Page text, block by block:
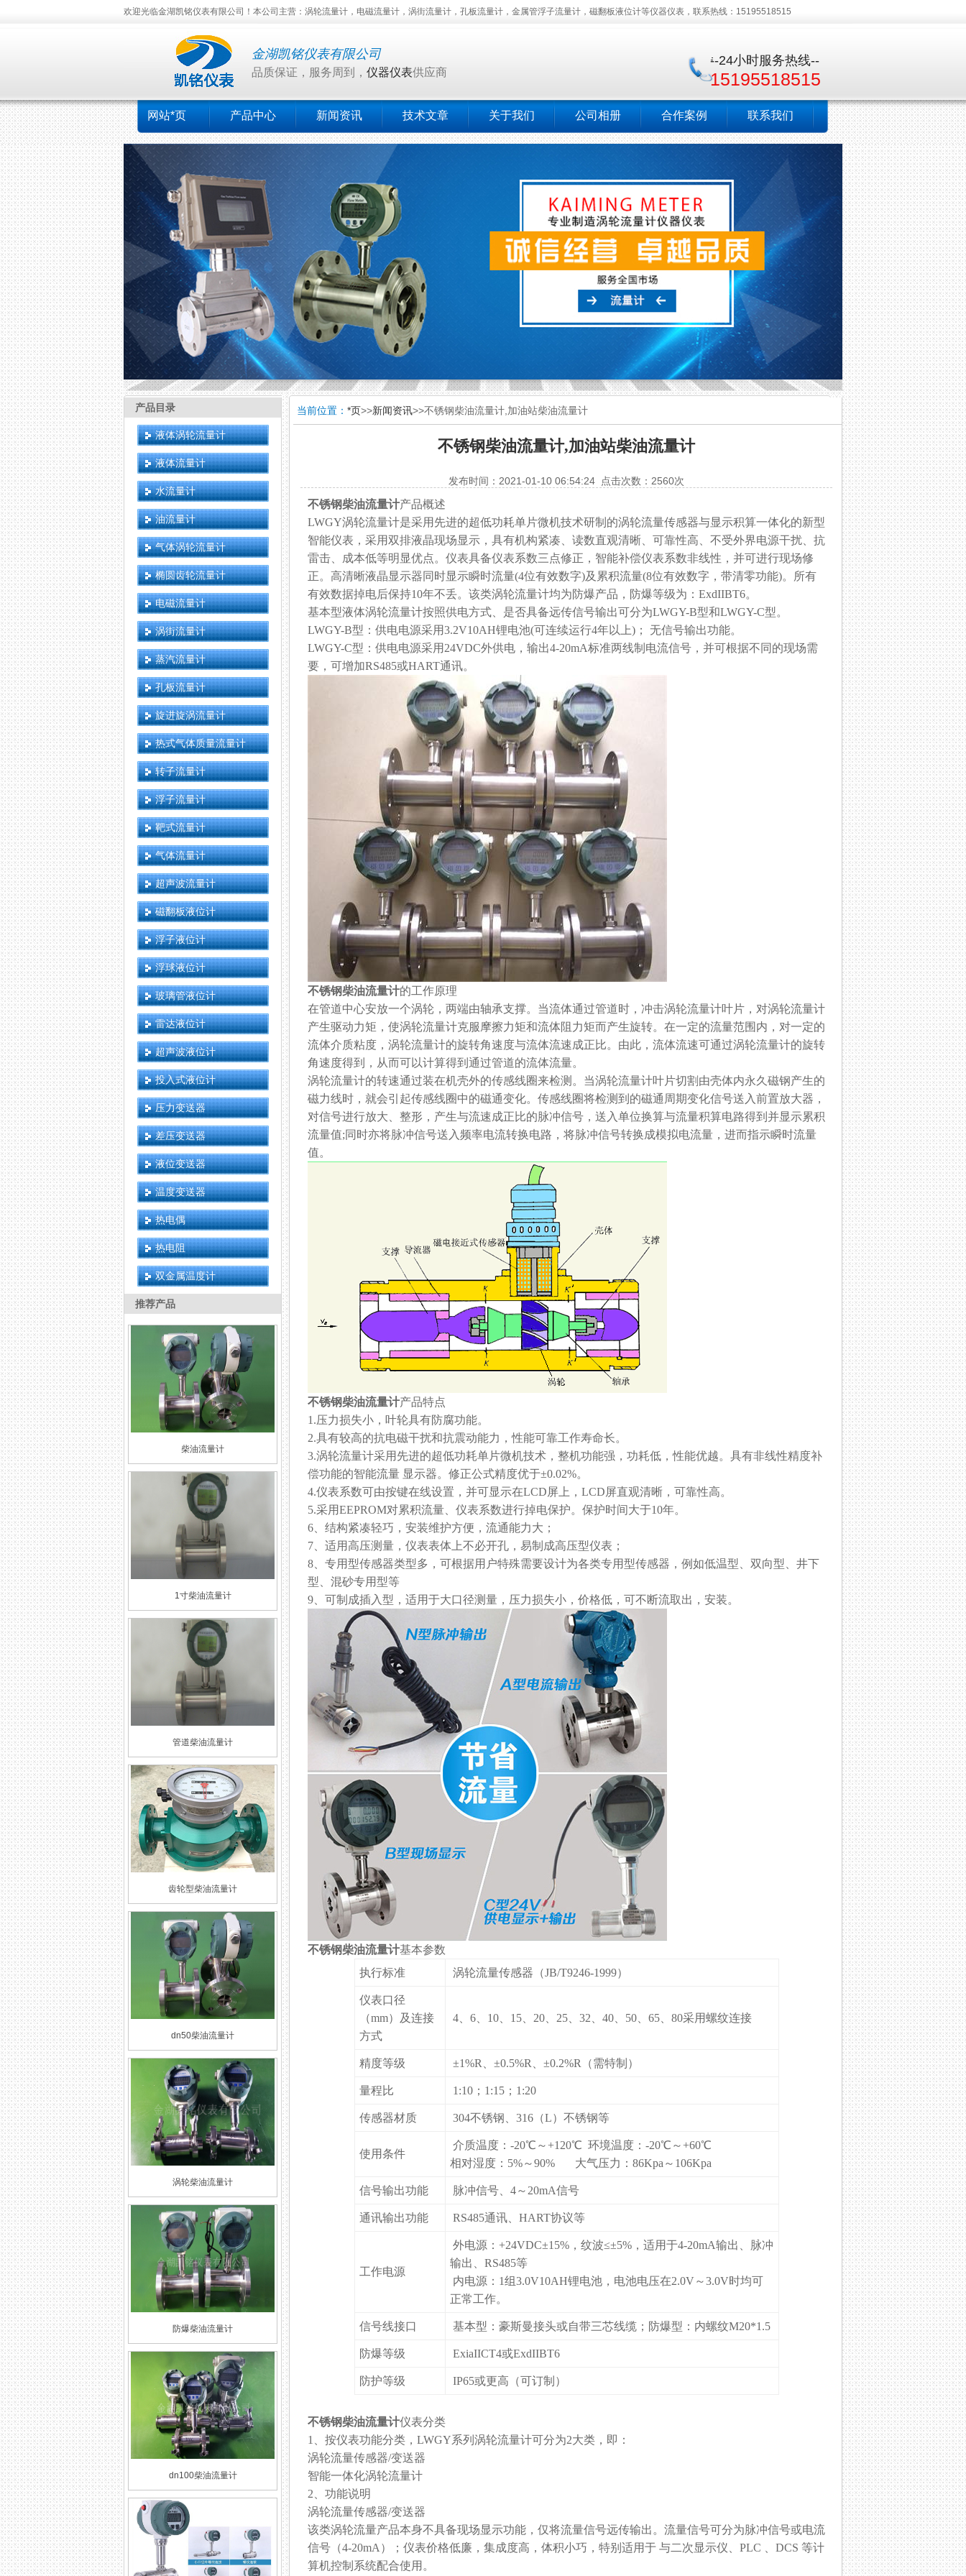
欢迎光临金湖凯铭仪表有限公司！本公司主营：涡轮流量计，电磁流量计，涡街流量计，孔板流量计，金属管浮子流量计，磁翻板液位计等仪器仪表，联系热线：15195518515
金湖凯铭仪表有限公司
品质保证，服务周到， 仪器仪表供应商
--24小时服务热线--
15195518515
网站*页 产品中心 新闻资讯 技术文章 关于我们 公司相册 合作案例 联系我们
产品目录
液体涡轮流量计
液体流量计
水流量计
油流量计
气体涡轮流量计
椭圆齿轮流量计
电磁流量计
涡街流量计
蒸汽流量计
孔板流量计
旋进旋涡流量计
热式气体质量流量计
转子流量计
浮子流量计
靶式流量计
气体流量计
超声波流量计
磁翻板液位计
浮子液位计
浮球液位计
玻璃管液位计
雷达液位计
超声波液位计
投入式液位计
压力变送器
差压变送器
液位变送器
温度变送器
热电偶
热电阻
双金属温度计
推荐产品
柴油流量计
1寸柴油流量计
管道柴油流量计
齿轮型柴油流量计
dn50柴油流量计
涡轮柴油流量计
防爆柴油流量计
dn100柴油流量计
当前位置： *页>>新闻资讯>>不锈钢柴油流量计,加油站柴油流量计
不锈钢柴油流量计,加油站柴油流量计
发布时间：2021-01-10 06:54:24 点击次数：2560次
不锈钢柴油流量计产品概述
LWGY涡轮流量计是采用先进的超低功耗单片微机技术研制的涡轮流量传感器与显示积算一体化的新型
智能仪表，采用双排液晶现场显示，具有机构紧凑、读数直观清晰、可靠性高、不受外界电源干扰、抗
雷击、成本低等明显优点。仪表具备仪表系数三点修正，智能补偿仪表系数非线性，并可进行现场修
正。高清晰液晶显示器同时显示瞬时流量(4位有效数字)及累积流量(8位有效数字，带清零功能)。所有
有效数据掉电后保持10年不丢。该类涡轮流量计均为防爆产品，防爆等级为：ExdIIBT6。
基本型液体涡轮流量计按照供电方式、是否具备远传信号输出可分为LWGY-B型和LWGY-C型。
LWGY-B型：供电电源采用3.2V10AH锂电池(可连续运行4年以上)； 无信号输出功能。
LWGY-C型：供电电源采用24VDC外供电，输出4-20mA标准两线制电流信号，并可根据不同的现场需
要，可增加RS485或HART通讯。
不锈钢柴油流量计的工作原理
在管道中心安放一个涡轮，两端由轴承支撑。当流体通过管道时，冲击涡轮流量计叶片，对涡轮流量计
产生驱动力矩，使涡轮流量计克服摩擦力矩和流体阻力矩而产生旋转。在一定的流量范围内，对一定的
流体介质粘度，涡轮流量计的旋转角速度与流体流速成正比。由此，流体流速可通过涡轮流量计的旋转
角速度得到，从而可以计算得到通过管道的流体流量。
涡轮流量计的转速通过装在机壳外的传感线圈来检测。当涡轮流量计叶片切割由壳体内永久磁钢产生的
磁力线时，就会引起传感线圈中的磁通变化。传感线圈将检测到的磁通周期变化信号送入前置放大器，
对信号进行放大、整形，产生与流速成正比的脉冲信号，送入单位换算与流量积算电路得到并显示累积
流量值;同时亦将脉冲信号送入频率电流转换电路，将脉冲信号转换成模拟电流量，进而指示瞬时流量
值。
不锈钢柴油流量计产品特点
1.压力损失小，叶轮具有防腐功能。
2.具有较高的抗电磁干扰和抗震动能力，性能可靠工作寿命长。
3.涡轮流量计采用先进的超低功耗单片微机技术，整机功能强，功耗低，性能优越。具有非线性精度补
偿功能的智能流量 显示器。修正公式精度优于±0.02%。
4.仪表系数可由按键在线设置，并可显示在LCD屏上，LCD屏直观清晰，可靠性高。
5.采用EEPROM对累积流量、仪表系数进行掉电保护。保护时间大于10年。
6、结构紧凑轻巧，安装维护方便，流通能力大；
7、适用高压测量，仪表表体上不必开孔，易制成高压型仪表；
8、专用型传感器类型多，可根据用户特殊需要设计为各类专用型传感器，例如低温型、双向型、井下
型、混砂专用型等
9、可制成插入型，适用于大口径测量，压力损失小，价格低，可不断流取出，安装。
不锈钢柴油流量计基本参数
执行标准
涡轮流量传感器（JB/T9246-1999）
仪表口径
（mm）及连接
方式
4、6、10、15、20、25、32、40、50、65、80采用螺纹连接
精度等级 ±1%R、±0.5%R、±0.2%R（需特制）
量程比 1:10；1:15；1:20
传感器材质 304不锈钢、316（L）不锈钢等
使用条件
介质温度：-20℃～+120℃ 环境温度：-20℃～+60℃
相对湿度：5%～90% 大气压力：86Kpa～106Kpa
信号输出功能 脉冲信号、4～20mA信号
通讯输出功能 RS485通讯、HART协议等
工作电源
外电源：+24VDC±15%，纹波≤±5%，适用于4-20mA输出、脉冲
输出、RS485等
内电源：1组3.0V10AH锂电池，电池电压在2.0V～3.0V时均可
正常工作。
信号线接口 基本型：豪斯曼接头或自带三芯线缆；防爆型：内螺纹M20*1.5
防爆等级 ExiaIICT4或ExdIIBT6
防护等级 IP65或更高（可订制）
不锈钢柴油流量计仪表分类
1、按仪表功能分类，LWGY系列涡轮流量计可分为2大类，即：
涡轮流量传感器/变送器
智能一体化涡轮流量计
2、功能说明
涡轮流量传感器/变送器
该类涡轮流量产品本身不具备现场显示功能，仅将流量信号远传输出。流量信号可分为脉冲信号或电流
信号（4-20mA）；仪表价格低廉，集成度高，体积小巧，特别适用于 与二次显示仪、PLC 、DCS 等计
算机控制系统配合使用。